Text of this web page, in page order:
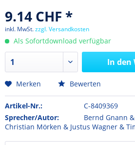
9.14 CHF *
inkl. MwSt.zzgl. Versandkosten
Als Sofortdownload verfügbar
In den
Merken Bewerten
Artikel-Nr.:
C-8409369
Sprecher/Autor:
Bernd Gnann
Christian Mörken & Justus Wagner &